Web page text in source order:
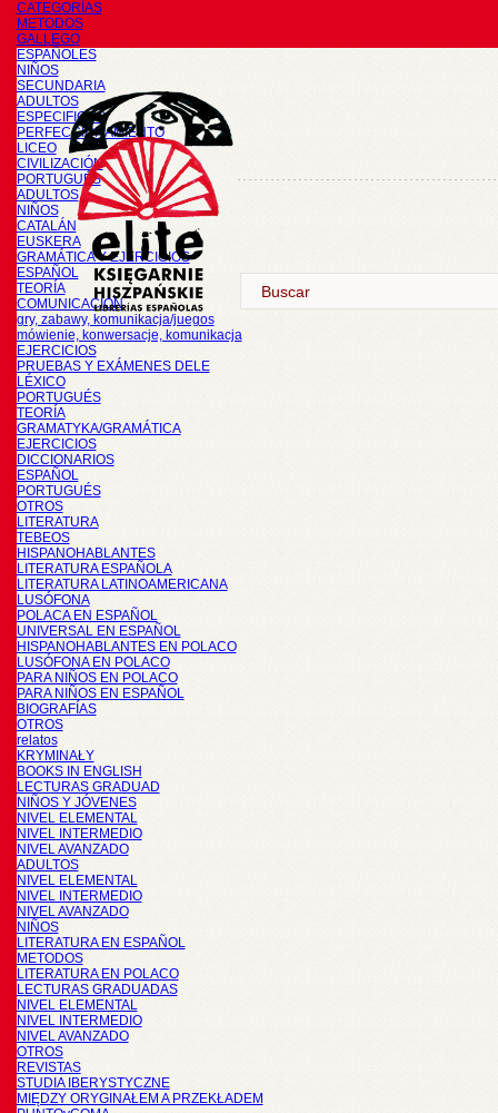
CATEGORÍAS
METODOS
GALLEGO
ESPAÑOLES
NIÑOS
SECUNDARIA
ADULTOS
ESPECIFICOS
PERFECCIONAMIENTO
LICEO
CIVILIZACIÓN
PORTUGUÉS
ADULTOS
NIÑOS
CATALÁN
EUSKERA
GRAMÁTICA Y EJERCICIOS
ESPAÑOL
TEORÍA
COMUNICACIÓN
gry, zabawy, komunikacja/juegos
mówienie, konwersacje, komunikacja
EJERCICIOS
PRUEBAS Y EXÁMENES DELE
LÉXICO
PORTUGUÉS
TEORÍA
GRAMATYKA/GRAMÁTICA
EJERCICIOS
DICCIONARIOS
ESPAÑOL
PORTUGUÉS
OTROS
LITERATURA
TEBEOS
HISPANOHABLANTES
LITERATURA ESPAÑOLA
LITERATURA LATINOAMERICANA
LUSÓFONA
POLACA EN ESPAÑOL
UNIVERSAL EN ESPAÑOL
HISPANOHABLANTES EN POLACO
LUSÓFONA EN POLACO
PARA NIÑOS EN POLACO
PARA NIÑOS EN ESPAÑOL
BIOGRAFÍAS
OTROS
relatos
KRYMINAŁY
BOOKS IN ENGLISH
LECTURAS GRADUAD
NIÑOS Y JÓVENES
NIVEL ELEMENTAL
NIVEL INTERMEDIO
NIVEL AVANZADO
ADULTOS
NIVEL ELEMENTAL
NIVEL INTERMEDIO
NIVEL AVANZADO
NIÑOS
LITERATURA EN ESPAÑOL
METODOS
LITERATURA EN POLACO
LECTURAS GRADUADAS
NIVEL ELEMENTAL
NIVEL INTERMEDIO
NIVEL AVANZADO
OTROS
REVISTAS
STUDIA IBERYSTYCZNE
MIĘDZY ORYGINAŁEM A PRZEKŁADEM